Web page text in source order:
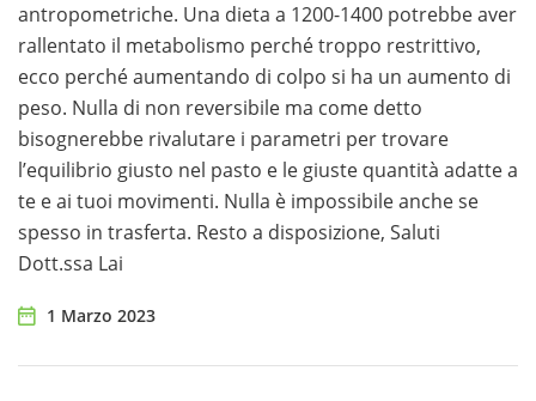
antropometriche. Una dieta a 1200-1400 potrebbe aver
rallentato il metabolismo perché troppo restrittivo,
ecco perché aumentando di colpo si ha un aumento di
peso. Nulla di non reversibile ma come detto
bisognerebbe rivalutare i parametri per trovare
l’equilibrio giusto nel pasto e le giuste quantità adatte a
te e ai tuoi movimenti. Nulla è impossibile anche se
spesso in trasferta. Resto a disposizione, Saluti
Dott.ssa Lai
1 Marzo 2023